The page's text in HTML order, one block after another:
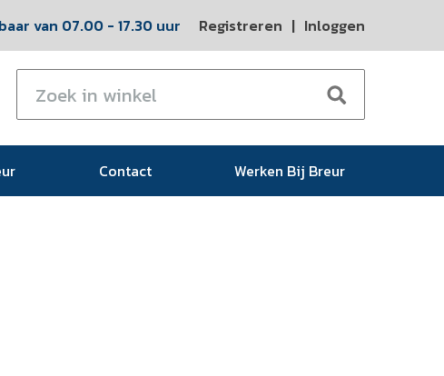
van 07.00 - 17.30 uur Registreren | Inloggen
Contact Werken Bij Breur